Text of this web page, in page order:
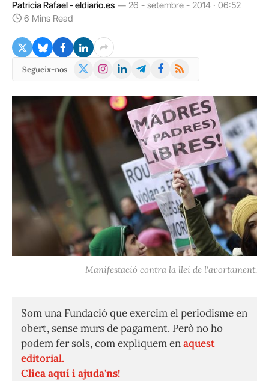
Patricia Rafael - eldiario.es
26 - setembre - 2014 · 06:52
6 Mins Read
Segueix-nos
X
Instagram
LinkedInTelegramFacebook
RSS
Manifestació contra la llei de l'avortament.
Som una Fundació que exercim el periodisme en
obert, sense murs de pagament. Però no ho
podem fer sols, com expliquem enaquest
editorial.
Clica aquí i ajuda'ns!